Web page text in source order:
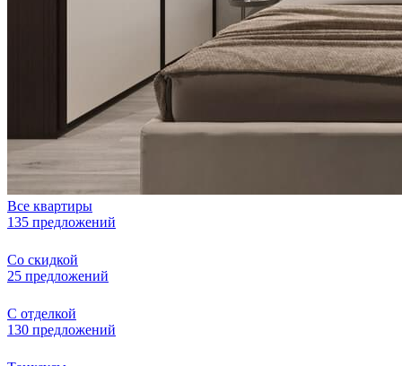
Все квартиры
135 предложений
Со скидкой
25 предложений
С отделкой
130 предложений